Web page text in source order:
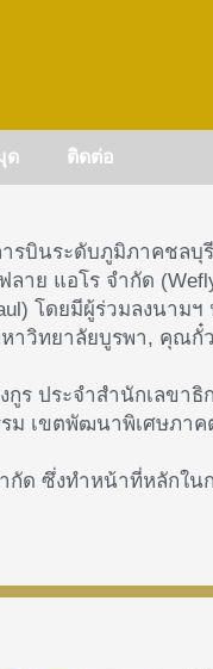
ด ติดต่อ
บินระดับภูมิภาคชลบุ
ย แอโร จำกัด
โดยมีผู้ร่วมลงนามฯ
วิทยาลัยบูรพา, คุณกั๋
ประจำสำนักเลขาธิ
รม เขตพัฒนาพิเศษภา
ด ซึ่งทำหน้าที่หลักใน